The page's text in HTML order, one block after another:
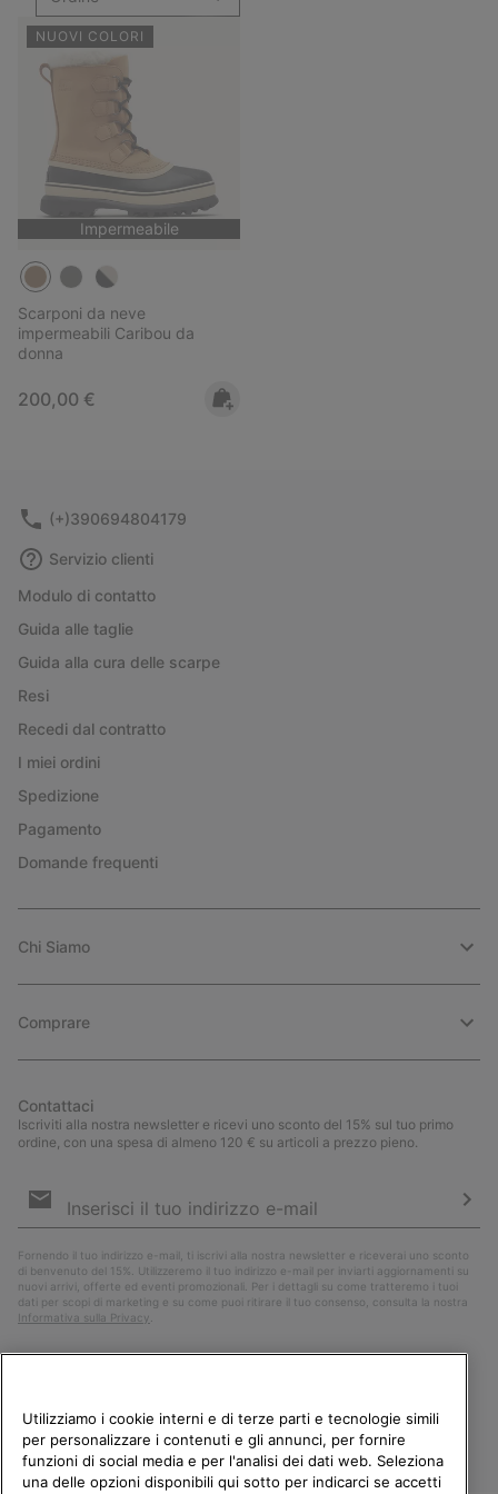
NUOVI COLORI
Impermeabile
Scarponi da neve
impermeabili Caribou da
donna
Regular price:
200,00 €
(+)390694804179
Servizio clienti
Modulo di contatto
Guida alle taglie
Guida alla cura delle scarpe
Resi
Recedi dal contratto
I miei ordini
Spedizione
Pagamento
Domande frequenti
Chi Siamo
Comprare
Contattaci
Iscriviti alla nostra newsletter e ricevi uno sconto del 15% sul tuo primo
ordine, con una spesa di almeno 120 € su articoli a prezzo pieno.
e-
Fornendo il tuo indirizzo e-mail, ti iscrivi alla nostra newsletter e riceverai uno sconto
di benvenuto del 15%. Utilizzeremo il tuo indirizzo e-mail per inviarti aggiornamenti su
nuovi arrivi, offerte ed eventi promozionali. Per i dettagli su come tratteremo i tuoi
dati per scopi di marketing e su come puoi ritirare il tuo consenso, consulta la nostra
Informativa sulla Privacy
Utilizziamo i cookie interni e di terze parti e tecnologie simili
per personalizzare i contenuti e gli annunci, per fornire
funzioni di social media e per l'analisi dei dati web. Seleziona
una delle opzioni disponibili qui sotto per indicarci se accetti